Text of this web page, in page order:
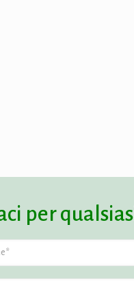
per